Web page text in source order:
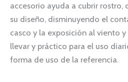
accesorio ayuda a cubrir rostro,
su diseño, disminuyendo el
casco y la exposición al viento
llevar y práctico para el uso
forma de uso de la referencia.